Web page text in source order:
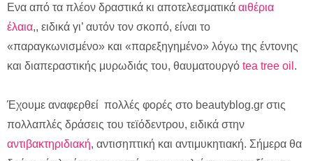
Eνα από τα πλέον δραστικά κι αποτελεσματικά αιθέρια
έλαια,, ειδικά γι’ αυτόν τον σκοπό, είναι το
«παραγκωνισμένο» και «παρεξηγημένο» λόγω της έντονης
και διαπεραστικής μυρωδιάς του, θαυματουργό tea tree oil .
Έχουμε αναφερθεί πολλές φορές στο beautyblog.gr στις
πολλαπλές δράσεις του τεϊόδεντρου, ειδικά στην
αντιβακτηριδιακή, αντισηπτική και αντιμυκητιακή. Σήμερα θα